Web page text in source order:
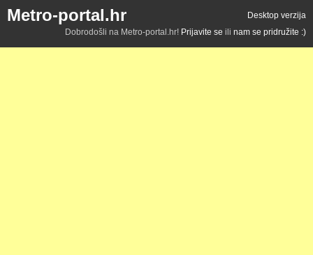
Metro-portal.hr
Desktop verzija
Dobrodošli na Metro-portal.hr! Prijavite se ili nam se pridružite :)